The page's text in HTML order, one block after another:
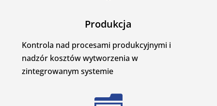
Produkcja
Kontrola nad procesami produkcyjnymi i
nadzór kosztów wytworzenia w
zintegrowanym systemie